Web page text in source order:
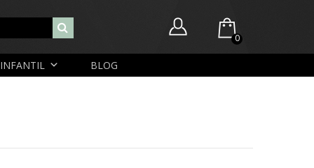
0
Você ainda não possui itens no seu carrinho.
Nome de usuário ou endereço de e-mail
INFANTIL BLOG